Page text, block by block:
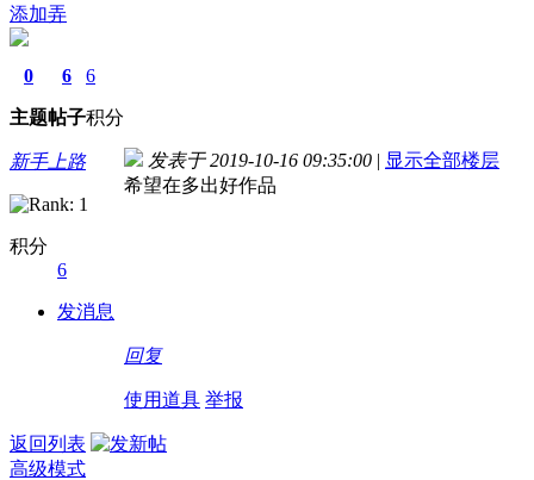
添加弄
0
主题
6
帖子
6
积分
新手上路
积分
6
发消息
发表于 2019-10-16 09:35:00 | 显示全部楼层
希望在多出好作品
回复
使用道具 举报
返回列表
高级模式